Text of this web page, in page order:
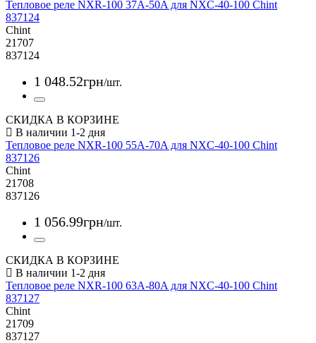
Тепловое реле NXR-100 37A-50A для NXC-40-100 Chint
837124
Chint
21707
837124
1 048.52грн/шт.
СКИДКА В КОРЗИНЕ
Тепловое реле NXR-100 55A-70A для NXC-40-100 Chint
837126
Chint
21708
837126
1 056.99грн/шт.
СКИДКА В КОРЗИНЕ
Тепловое реле NXR-100 63A-80A для NXC-40-100 Chint
837127
Chint
21709
837127